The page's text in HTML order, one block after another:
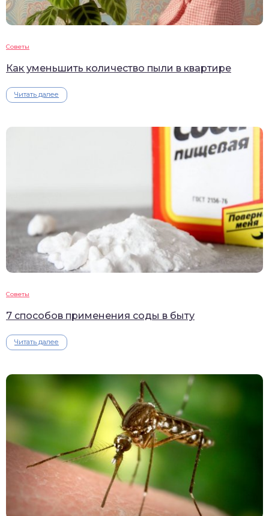
Советы
Как уменьшить количество пыли в квартире
Читать далее
Советы
7 способов применения соды в быту
Читать далее